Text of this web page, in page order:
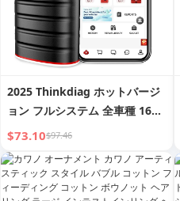
2025 Thinkdiag ホットバージ
ョン フルシステム 全車種 16リ
セットサービス OBD2診断ツー
ル ECUコーディング アクティ
ブテスト 1年無料
$73.10$97.46